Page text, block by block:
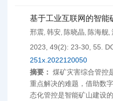
基于工业互联网的智能
邢震, 韩安, 陈晓晶, 陈海舰,
2023, 49(2): 23-30, 55.
251x.2022120050
摘要： 煤矿灾害综合管控
重点解决的难题，借助数
态化管控是智能矿山建设